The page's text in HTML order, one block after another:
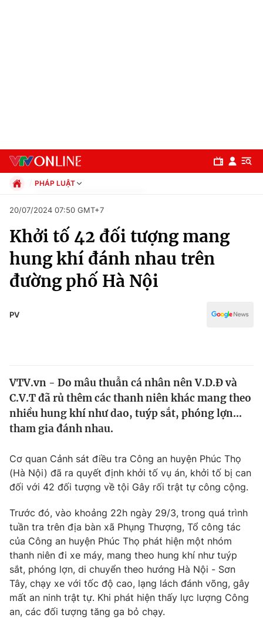
Chuyên mục
Chính trị
Thế giới
Tin tức
Câu chuyện quốc tế
Kinh tế
Tài chính
Thị trường
Góc doanh nghiệp
Dữ liệu và đời sống
Truyền hình
Phim VTV
Hậu trường
Nhân vật
Khán giả
Giải trí
Điện ảnh
Âm nhạc
Sao
Đời sống
Du lịch
Giáo dục
PHÁP LUẬT
Xã hội
Pháp luật
Thể thao
Truyền hình
Văn hóa - Giải trí
20/07/2024 07:50 GMT+7
Khởi tố 42 đối tượng mang
hung khí đánh nhau trên
đường phố Hà Nội
PV
VTV.vn - Do mâu thuẫn cá nhân nên V.D.Đ và
C.V.T đã rủ thêm các thanh niên khác mang theo
nhiều hung khí như dao, tuýp sắt, phóng lợn...
tham gia đánh nhau.
Cơ quan Cảnh sát điều tra Công an huyện Phúc Thọ
(Hà Nội) đã ra quyết định khởi tố vụ án, khởi tố bị can
đối với 42 đối tượng về tội Gây rối trật tự công cộng.
Trước đó, vào khoảng 22h ngày 29/3, trong quá trình
tuần tra trên địa bàn xã Phụng Thượng, Tổ công tác
của Công an huyện Phúc Thọ phát hiện một nhóm
thanh niên đi xe máy, mang theo hung khí như tuýp
sắt, phóng lợn, di chuyển theo hướng Hà Nội - Sơn
Tây, chạy xe với tốc độ cao, lạng lách đánh võng, gây
mất an ninh trật tự. Khi phát hiện thấy lực lượng Công
an, các đối tượng tăng ga bỏ chạy.